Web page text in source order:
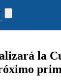
la